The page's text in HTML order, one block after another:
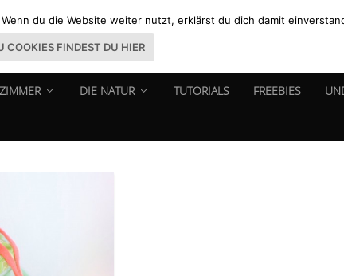
DIE NATUR TUTORIALS FREEBIES
du die Website weiter nutzt, erklärst du dich damit
COOKIES FINDEST DU HIER